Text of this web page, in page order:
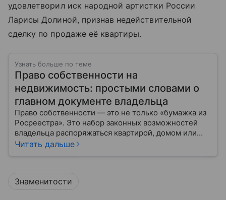
удовлетворил иск народной артистки России
Ларисы Долиной, признав недействительной
сделку по продаже её квартиры.
Узнать больше по теме
Право собственности на
недвижимость: простыми словами о
главном документе владельца
Право собственности — это не только «бумажка из
Росреестра». Это набор законных возможностей
владельца распоряжаться квартирой, домом или
участком: жить, сдавать, продавать, дарить,
Читать дальше
Знаменитости